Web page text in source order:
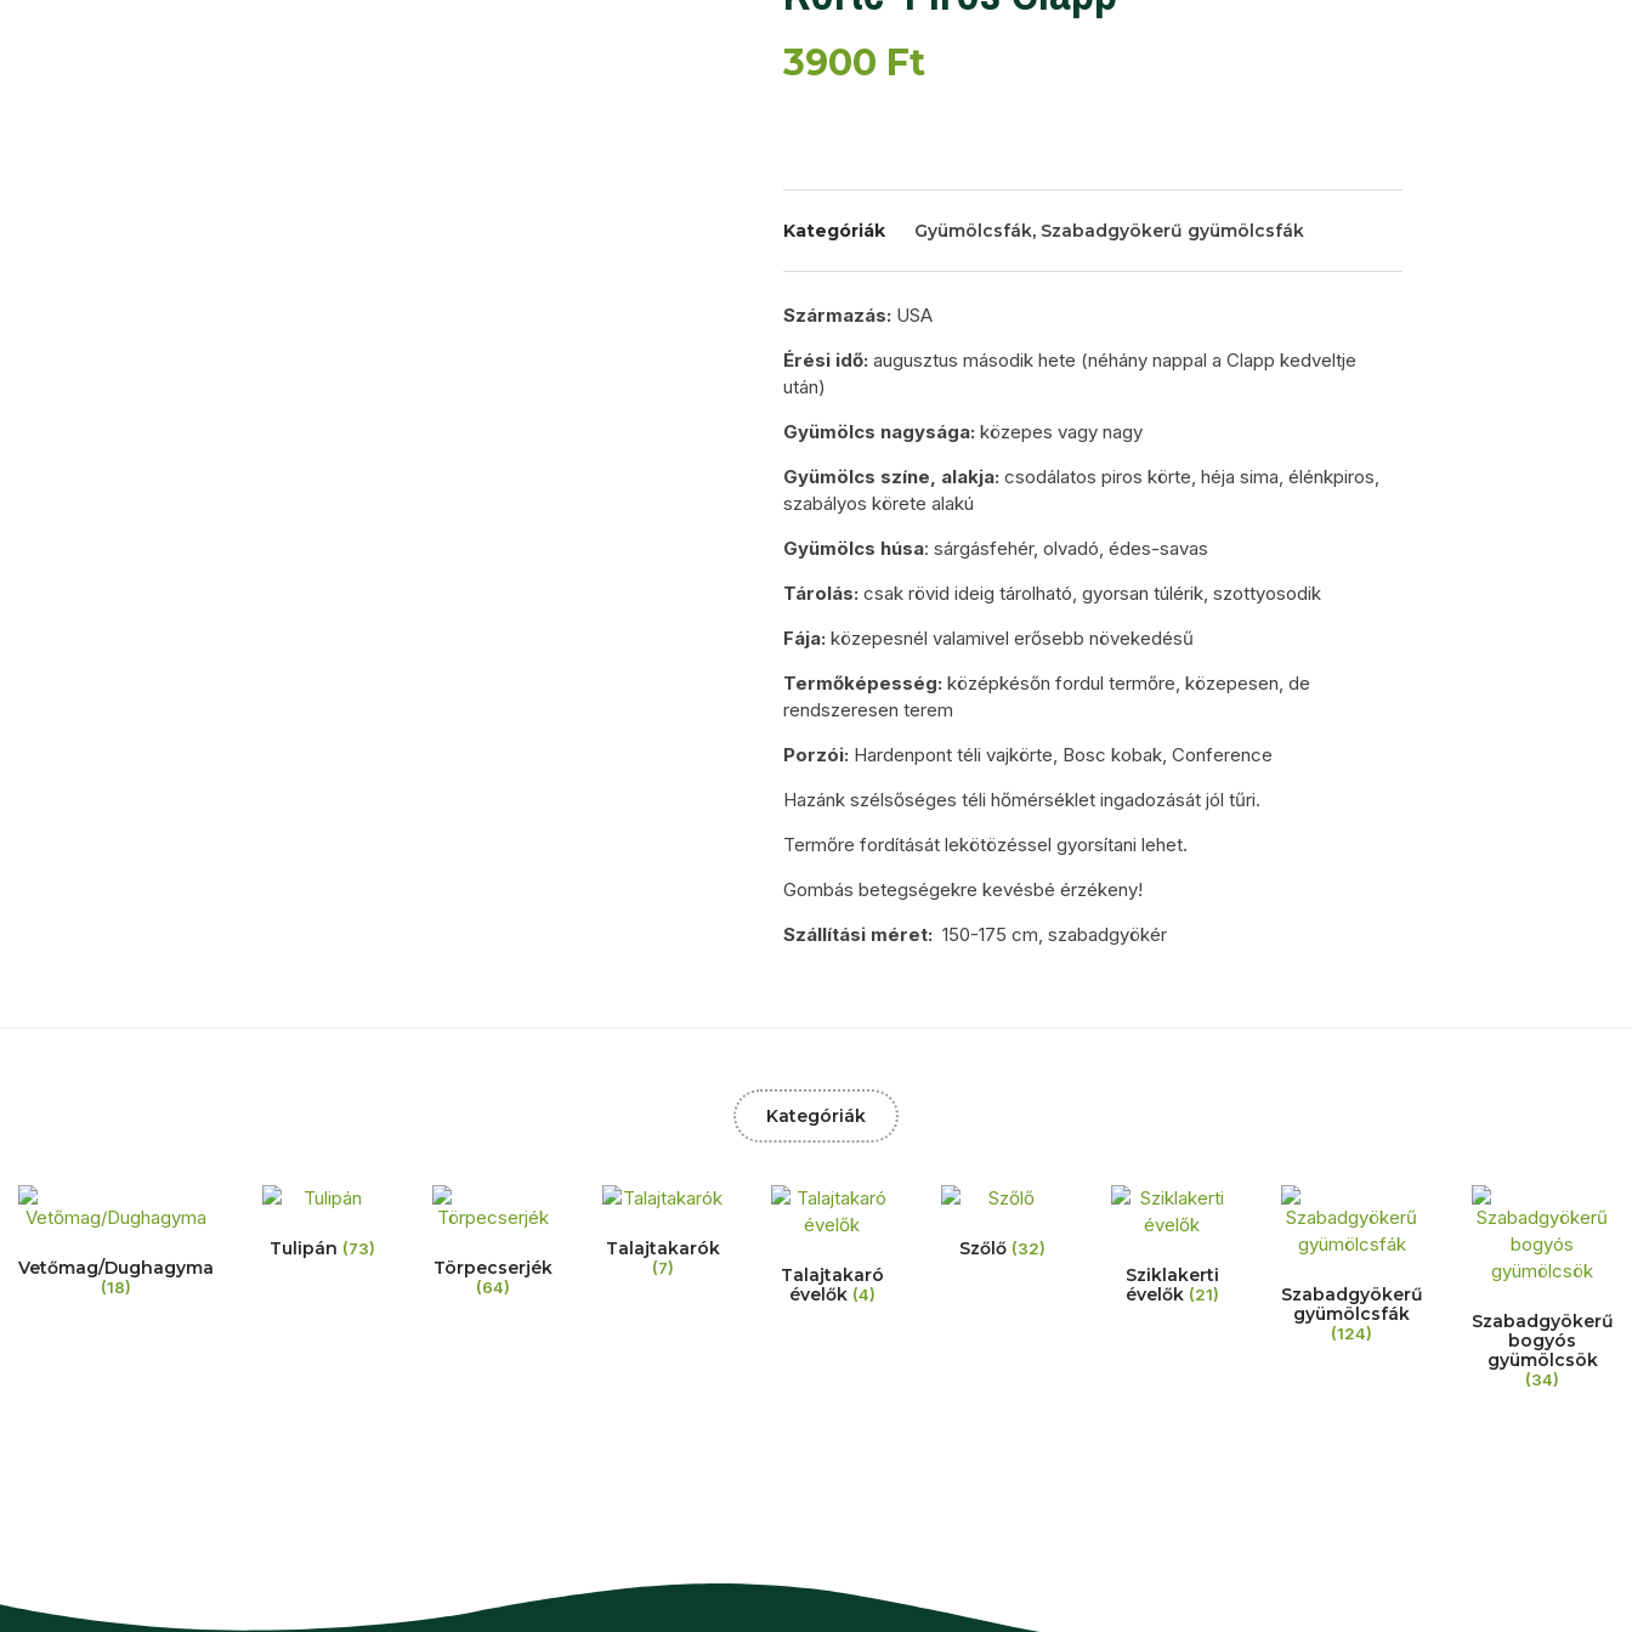
3900 Ft
Kategóriák Gyümölcsfák, Szabadgyökerű gyümölcsfák
Származás: USA
Érési idő: augusztus második hete (néhány nappal a Clapp kedveltje
után)
Gyümölcs nagysága: közepes vagy nagy
Gyümölcs színe, alakja: csodálatos piros körte, héja sima, élénkpiros,
szabályos körete alakú
Gyümölcs húsa: sárgásfehér, olvadó, édes-savas
Tárolás: csak rövid ideig tárolható, gyorsan túlérik, szottyosodik
Fája: közepesnél valamivel erősebb növekedésű
Termőképesség: középkésőn fordul termőre, közepesen, de
rendszeresen terem
Porzói: Hardenpont téli vajkörte, Bosc kobak, Conference
Hazánk szélsőséges téli hőmérséklet ingadozását jól tűri.
Termőre fordítását lekötözéssel gyorsítani lehet.
Gombás betegségekre kevésbé érzékeny!
Szállítási méret: 150-175 cm, szabadgyökér
Kategóriák
Vetőmag/Dughagyma
(18)
Tulipán (73)
Törpecserjék
(64)
Talajtakarók
(7)
Talajtakaró
évelők (4)
Szőlő (32)
Sziklakerti
évelők (21)
Szabadgyökerű
gyümölcsfák
(124)
Szabadgyökerű
bogyós
gyümölcsök
(34)